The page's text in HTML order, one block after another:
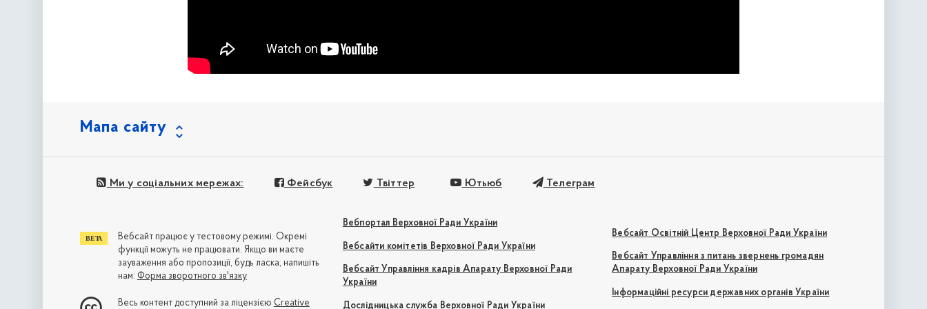
Мапа сайту
Ми у соціальних мережах: Фейсбук Твіттер Ютьюб Телеграм
Вебпортал Верховної Ради України
Вебсайти комітетів Верховної Ради України
Вебсайт Управління кадрів Апарату Верховної Ради
України
Дослідницька служба Верховної Ради України
Вебсайт Освітній Центр Верховної Ради України
Вебсайт Управління з питань звернень громадян
Апарату Верховної Ради України
Інформаційні ресурси державних органів України
Вебсайт працює у тестовому режимі. Окремі
функції можуть не працювати. Якщо ви маєте
зауваження або пропозиції, будь ласка, напишіть
нам: Форма зворотного зв'язку
Весь контент доступний за ліцензією Creative